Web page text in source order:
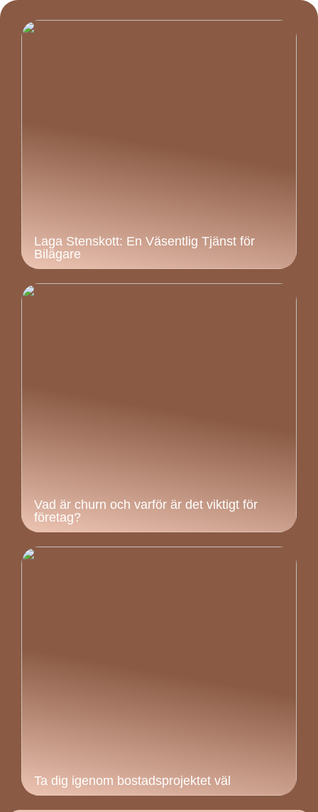
Laga Stenskott: En Väsentlig Tjänst för
Bilägare
Vad är churn och varför är det viktigt för
företag?
Ta dig igenom bostadsprojektet väl